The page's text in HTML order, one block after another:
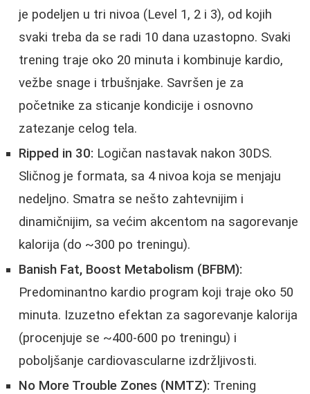
je podeljen u tri nivoa (Level 1, 2 i 3), od kojih
svaki treba da se radi 10 dana uzastopno. Svaki
trening traje oko 20 minuta i kombinuje kardio,
vežbe snage i trbušnjake. Savršen je za
početnike za sticanje kondicije i osnovno
zatezanje celog tela.
Ripped in 30: Logičan nastavak nakon 30DS.
Sličnog je formata, sa 4 nivoa koja se menjaju
nedeljno. Smatra se nešto zahtevnijim i
dinamičnijim, sa većim akcentom na sagorevanje
kalorija (do ~300 po treningu).
Banish Fat, Boost Metabolism (BFBM):
Predominantno kardio program koji traje oko 50
minuta. Izuzetno efektan za sagorevanje kalorija
(procenjuje se ~400-600 po treningu) i
poboljšanje cardiovascularne izdržljivosti.
No More Trouble Zones (NMTZ): Trening